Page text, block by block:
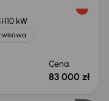
110 kW
Cena
83 000 zł